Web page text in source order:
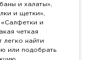
и халаты»,
и щетки»,
«Салфетки и
четкая
легко найти
или подобрать